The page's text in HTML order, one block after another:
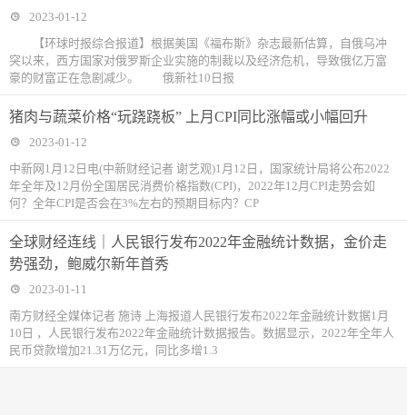
2023-01-12
【环球时报综合报道】根据美国《福布斯》杂志最新估算，自俄乌冲
突以来，西方国家对俄罗斯企业实施的制裁以及经济危机，导致俄亿万富
豪的财富正在急剧减少。 俄新社10日报
猪肉与蔬菜价格“玩跷跷板” 上月CPI同比涨幅或小幅回升
2023-01-12
中新网1月12日电(中新财经记者 谢艺观)1月12日，国家统计局将公布2022
年全年及12月份全国居民消费价格指数(CPI)，2022年12月CPI走势会如
何？全年CPI是否会在3%左右的预期目标内？CP
全球财经连线｜人民银行发布2022年金融统计数据，金价走
势强劲，鲍威尔新年首秀
2023-01-11
南方财经全媒体记者 施诗 上海报道人民银行发布2022年金融统计数据1月
10日 ，人民银行发布2022年金融统计数据报告。数据显示，2022年全年人
民币贷款增加21.31万亿元，同比多增1.3